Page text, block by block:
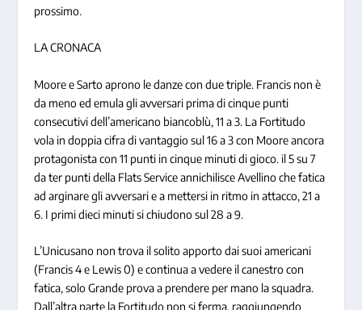
prossimo.
LA CRONACA
Moore e Sarto aprono le danze con due triple. Francis non è
da meno ed emula gli avversari prima di cinque punti
consecutivi dell’americano biancoblù, 11 a 3. La Fortitudo
vola in doppia cifra di vantaggio sul 16 a 3 con Moore ancora
protagonista con 11 punti in cinque minuti di gioco. il 5 su 7
da ter punti della Flats Service annichilisce Avellino che fatica
ad arginare gli avversari e a mettersi in ritmo in attacco, 21 a
6. I primi dieci minuti si chiudono sul 28 a 9.
L’Unicusano non trova il solito apporto dai suoi americani
(Francis 4 e Lewis 0) e continua a vedere il canestro con
fatica, solo Grande prova a prendere per mano la squadra.
Dall’altra parte la Fortitudo non si ferma, raggiungendo